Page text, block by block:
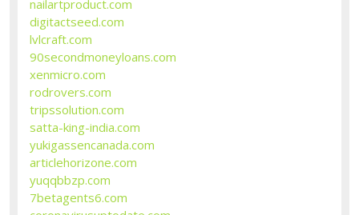
nailartproduct.com
digitactseed.com
lvlcraft.com
90secondmoneyloans.com
xenmicro.com
rodrovers.com
tripssolution.com
satta-king-india.com
yukigassencanada.com
articlehorizone.com
yuqqbbzp.com
7betagents6.com